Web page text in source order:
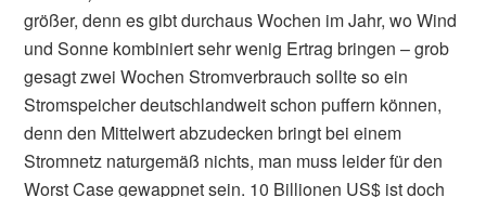
größer, denn es gibt durchaus Wochen im Jahr, wo Wind
und Sonne kombiniert sehr wenig Ertrag bringen – grob
gesagt zwei Wochen Stromverbrauch sollte so ein
Stromspeicher deutschlandweit schon puffern können,
denn den Mittelwert abzudecken bringt bei einem
Stromnetz naturgemäß nichts, man muss leider für den
Worst Case gewappnet sein. 10 Billionen US$ ist doch